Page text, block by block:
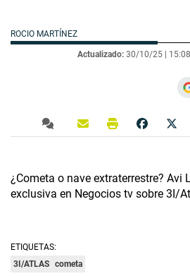
ROCIO MARTÍNEZ
Actualizado: 30/10/25 | 15:08
¿Cometa o nave extraterrestre? Avi
exclusiva en Negocios tv sobre 3I/
ETIQUETAS:
3I/ATLAS cometa